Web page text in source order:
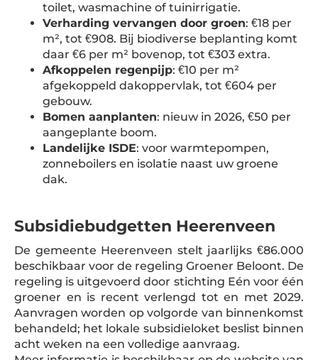
toilet, wasmachine of tuinirrigatie.
Verharding vervangen door groen: €18 per
m², tot €908. Bij biodiverse beplanting komt
daar €6 per m² bovenop, tot €303 extra.
Afkoppelen regenpijp: €10 per m²
afgekoppeld dakoppervlak, tot €604 per
gebouw.
Bomen aanplanten: nieuw in 2026, €50 per
aangeplante boom.
Landelijke ISDE: voor warmtepompen,
zonneboilers en isolatie naast uw groene
dak.
Subsidiebudgetten Heerenveen
De gemeente Heerenveen stelt jaarlijks €86.000
beschikbaar voor de regeling Groener Beloont. De
regeling is uitgevoerd door stichting Eén voor één
groener en is recent verlengd tot en met 2029.
Aanvragen worden op volgorde van binnenkomst
behandeld; het lokale subsidieloket beslist binnen
acht weken na een volledige aanvraag.